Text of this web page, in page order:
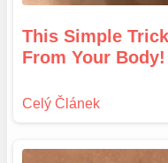
This Simple
From Your Body!